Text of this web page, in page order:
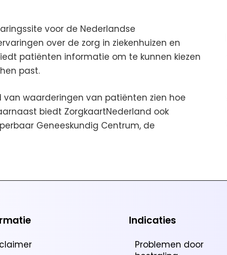
voor de Nederlandse
over de zorg in ziekenhuizen en
patiënten informatie om te kunnen kiezen
past.
waarderingen van patiënten zien hoe
biedt ZorgkaartNederland ook
Geneeskundig Centrum, de
Indicaties
Problemen door